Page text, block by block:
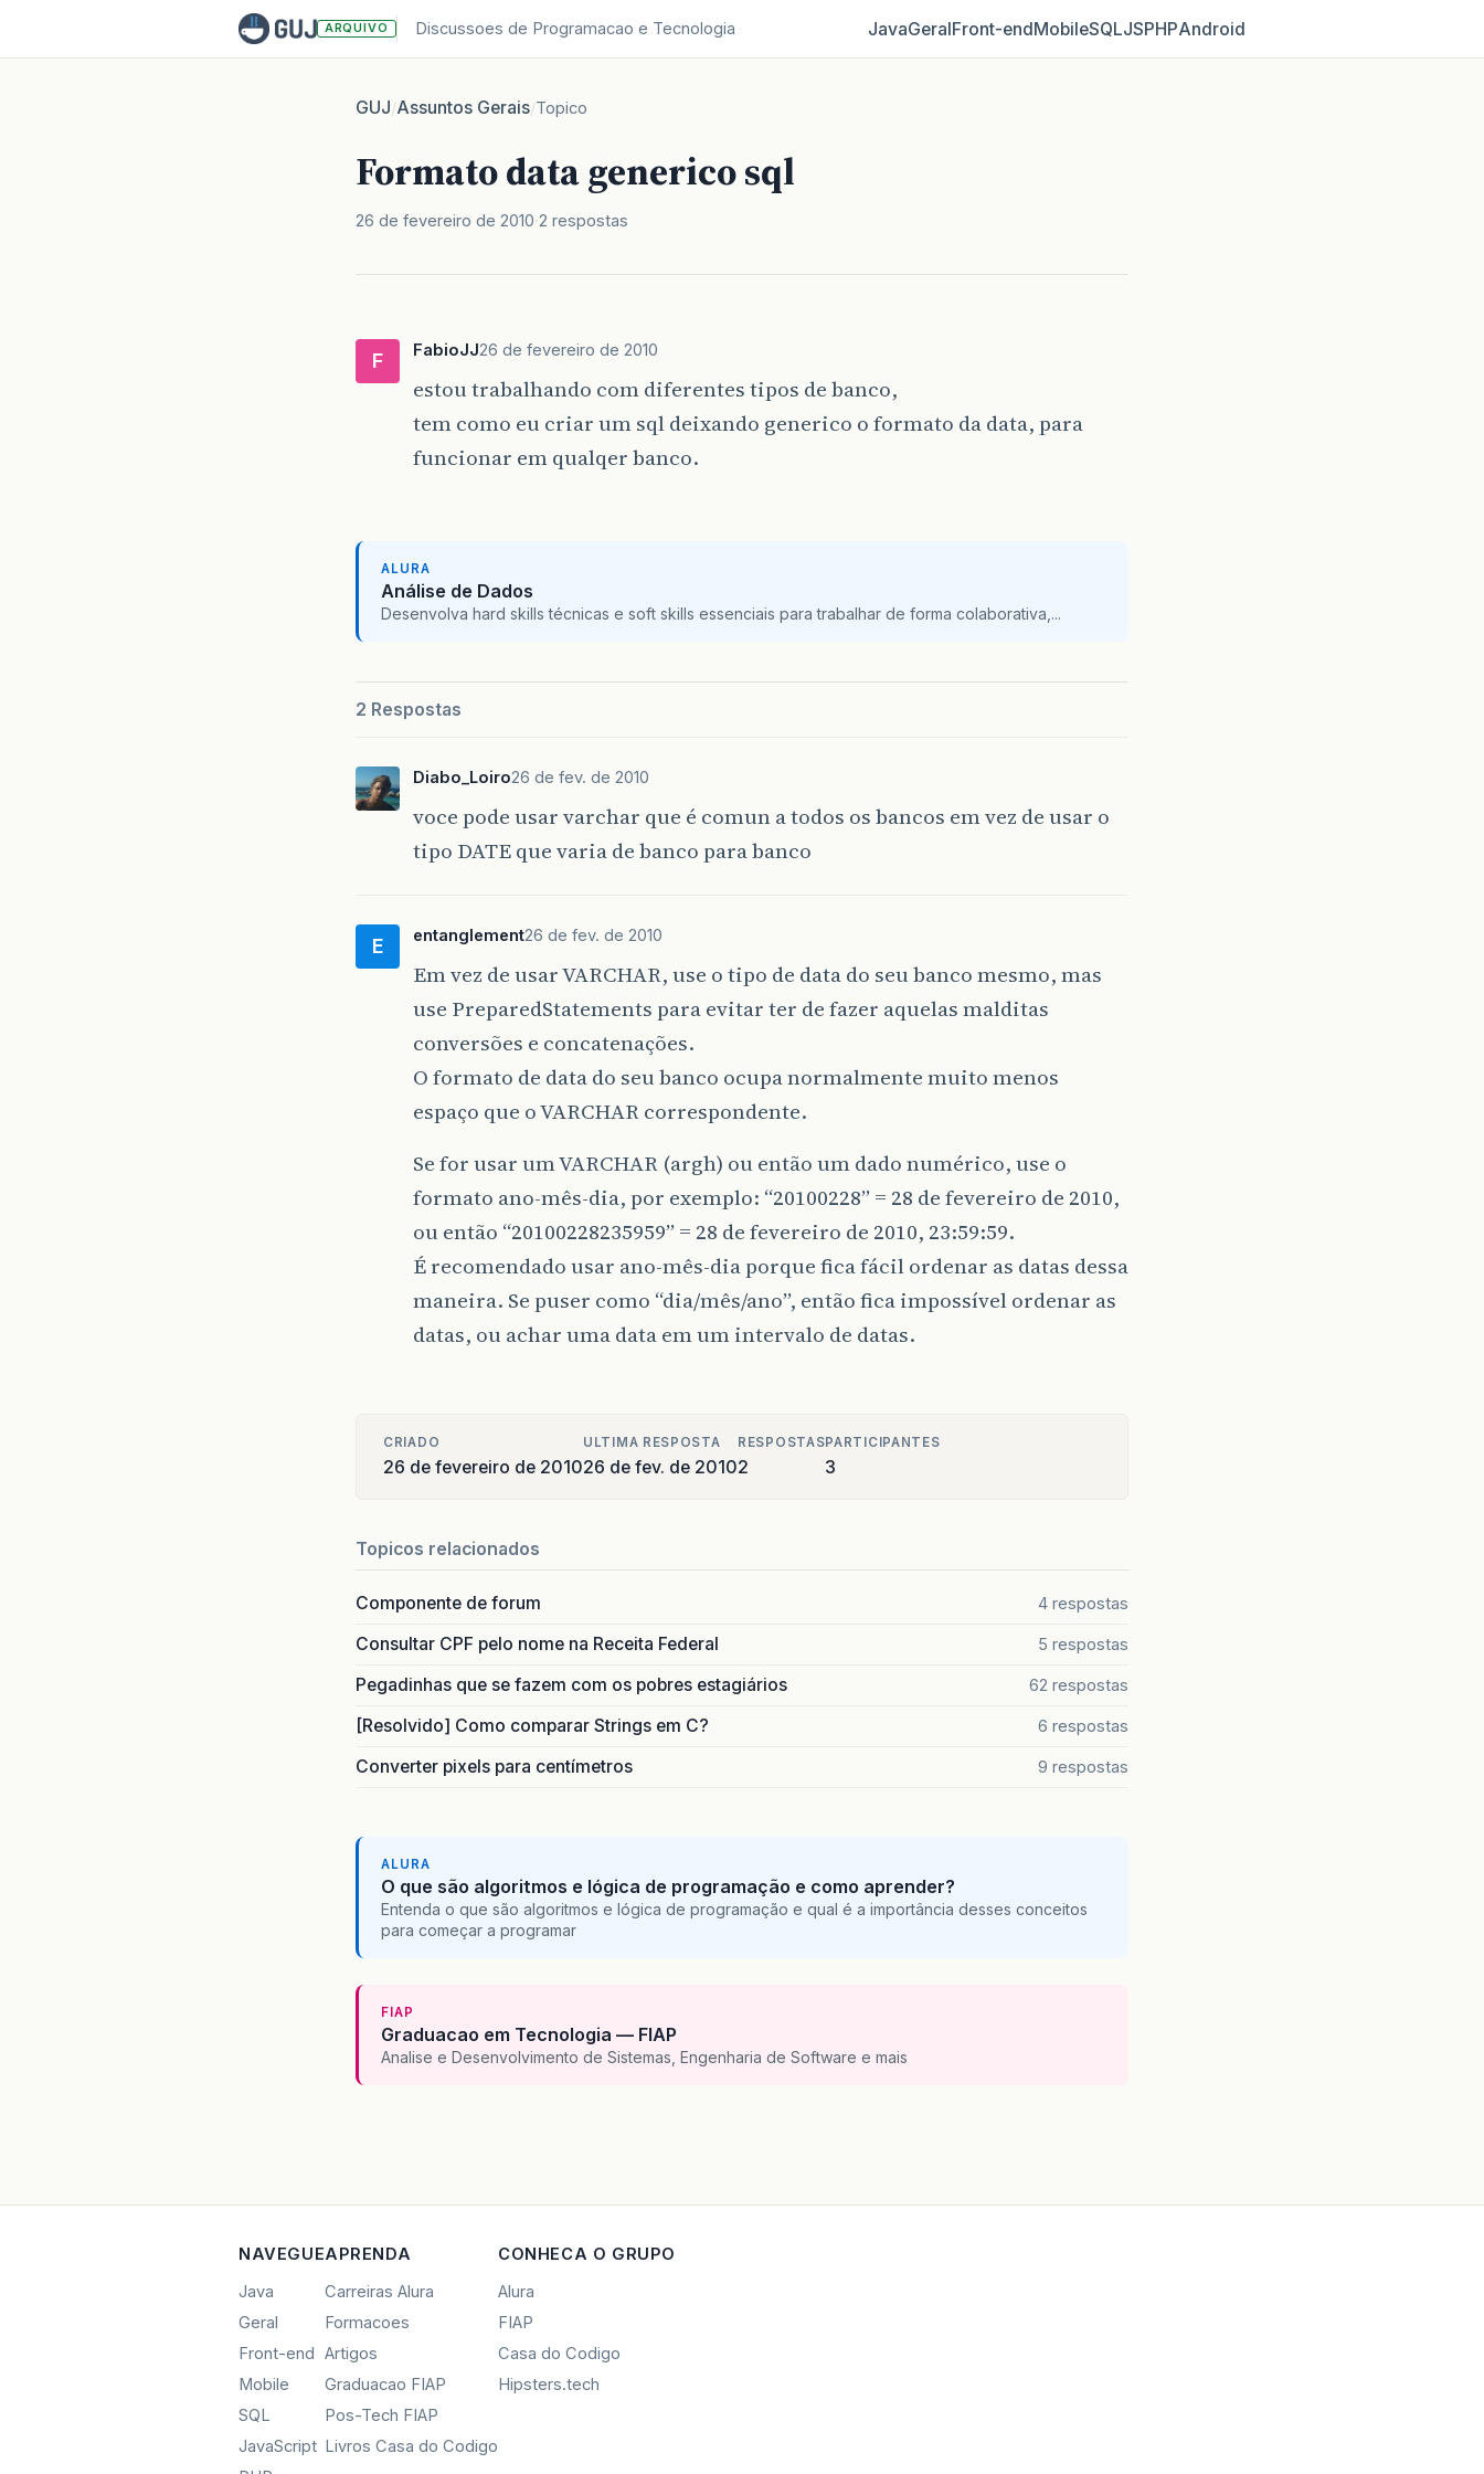
ARQUIVO Discussoes de Programacao e Tecnologia JavaGeralFront‑endMobileSQLJSPHPAndroid
GUJ/Assuntos Gerais/Topico
Formato data generico sql
26 de fevereiro de 2010 2 respostas
F FabioJJ26 de fevereiro de 2010
estou trabalhando com diferentes tipos de banco,
tem como eu criar um sql deixando generico o formato da data, para
funcionar em qualqer banco.
ALURA
Análise de Dados
Desenvolva hard skills técnicas e soft skills essenciais para trabalhar de forma colaborativa,...
2 Respostas
Diabo_Loiro26 de fev. de 2010
voce pode usar varchar que é comun a todos os bancos em vez de usar o
tipo DATE que varia de banco para banco
E entanglement26 de fev. de 2010
Em vez de usar VARCHAR, use o tipo de data do seu banco mesmo, mas
use PreparedStatements para evitar ter de fazer aquelas malditas
conversões e concatenações.
O formato de data do seu banco ocupa normalmente muito menos
espaço que o VARCHAR correspondente.
Se for usar um VARCHAR (argh) ou então um dado numérico, use o
formato ano-mês-dia, por exemplo: “20100228” = 28 de fevereiro de 2010,
ou então “20100228235959” = 28 de fevereiro de 2010, 23:59:59.
É recomendado usar ano-mês-dia porque fica fácil ordenar as datas dessa
maneira. Se puser como “dia/mês/ano”, então fica impossível ordenar as
datas, ou achar uma data em um intervalo de datas.
CRIADO
26 de fevereiro de 2010
ULTIMA RESPOSTA
26 de fev. de 2010
RESPOSTAS
2
PARTICIPANTES
3
Topicos relacionados
Componente de forum 4 respostas
Consultar CPF pelo nome na Receita Federal 5 respostas
Pegadinhas que se fazem com os pobres estagiários 62 respostas
[Resolvido] Como comparar Strings em C? 6 respostas
Converter pixels para centímetros 9 respostas
ALURA
O que são algoritmos e lógica de programação e como aprender?
Entenda o que são algoritmos e lógica de programação e qual é a importância desses conceitos
para começar a programar
FIAP
Graduacao em Tecnologia — FIAP
Analise e Desenvolvimento de Sistemas, Engenharia de Software e mais
NAVEGUE
Java
Geral
Front-end
Mobile
SQL
JavaScript
APRENDA
Carreiras Alura
Formacoes
Artigos
Graduacao FIAP
Pos-Tech FIAP
Livros Casa do Codigo
CONHECA O GRUPO
Alura
FIAP
Casa do Codigo
Hipsters.tech